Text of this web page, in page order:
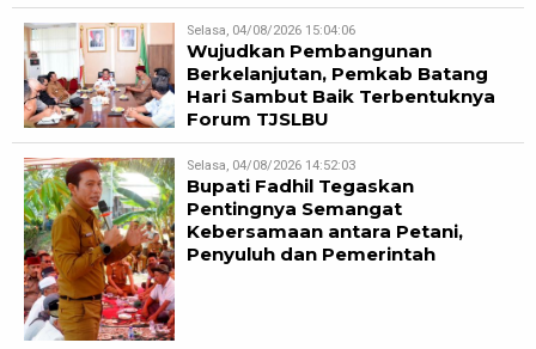
Selasa, 04/08/2026 15:04:06
Wujudkan Pembangunan
Berkelanjutan, Pemkab Batang
Hari Sambut Baik Terbentuknya
Forum TJSLBU
Selasa, 04/08/2026 14:52:03
Bupati Fadhil Tegaskan
Pentingnya Semangat
Kebersamaan antara Petani,
Penyuluh dan Pemerintah